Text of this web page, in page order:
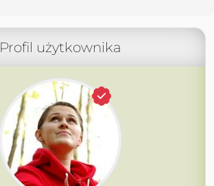
Profil użytkownika